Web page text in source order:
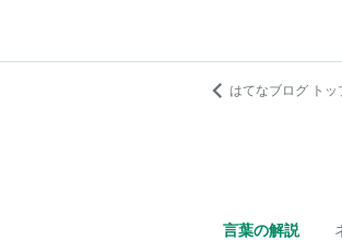
はてなブログ トッ
言葉の解説